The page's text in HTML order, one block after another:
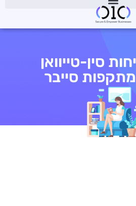
סין-טייוואן
סייבר